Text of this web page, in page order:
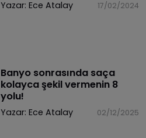
Yazar: Ece Atalay 17/02/2024
​Banyo sonrasında saça
kolayca şekil vermenin 8
yolu!
Yazar: Ece Atalay 02/12/2025